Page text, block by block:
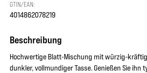
GTIN/EAN:
4014862078219
Beschreibung
Hochwertige Blatt-Mischung mit würzig-
dunkler, vollmundiger Tasse. Genießen Sie ihn